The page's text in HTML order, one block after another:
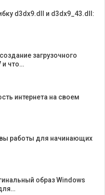
d3dx9.dll и d3dx9_43.dll:
загрузочного
и что…
интернета на своем
работы для начинающих
образ Windows